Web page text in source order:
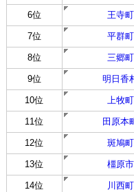
6位 王寺町
7位 平群町
8位 三郷町
9位 明日香
10位 上牧町
11位 田原本
12位 斑鳩町
13位 橿原市
14位 川西町